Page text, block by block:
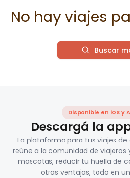
No hay viajes
Buscar
Disponible en iOS y
Descargá la
La plataforma para tus viajes
reúne a la comunidad de
mascotas, reducir tu huella de
otras ventajas, todo en